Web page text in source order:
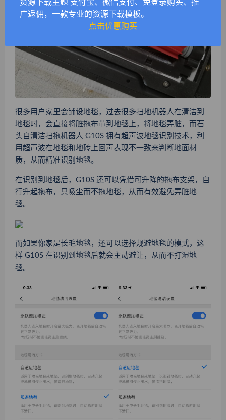
很多用户家里会铺设地毯，过去很多扫地机器人在清洁到
地毯时，会直接将脏拖布带到地毯上，将地毯弄脏，而石
头自清洁扫拖机器人 G10S 拥有超声波地毯识别技术，利
用超声波在地毯和地砖上回声表现不一致来判断地面材
质，从而精准识别地毯。
在识别到地毯后，G10S 还可以凭借可升降的拖布支架，自
行升起拖布，只吸尘而不拖地毯，从而有效避免弄脏地
毯。
而如果你家是长毛地毯，还可以选择规避地毯的模式，这
样 G10S 在识别到地毯后就会主动避让，从而不打湿地
毯。
资源下载主题 支付宝、微信支付、免登录购买、推
广返佣，一款专业的资源下载模板。
点击优惠购买